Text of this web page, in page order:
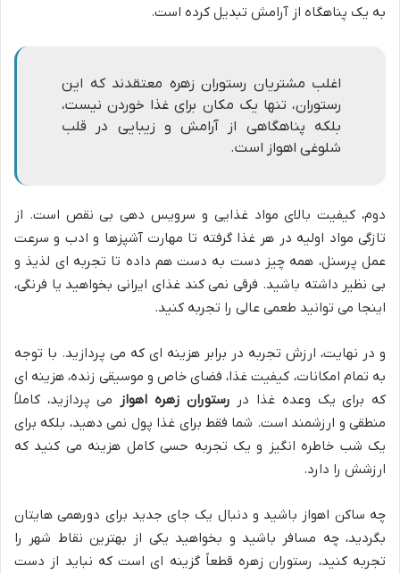
به یک پناهگاه از آرامش تبدیل کرده است.
اغلب مشتریان رستوران زهره معتقدند که این
رستوران، تنها یک مکان برای غذا خوردن نیست،
بلکه پناهگاهی از آرامش و زیبایی در قلب
شلوغی اهواز است.
دوم، کیفیت بالای مواد غذایی و سرویس دهی بی نقص است. از
تازگی مواد اولیه در هر غذا گرفته تا مهارت آشپزها و ادب و سرعت
عمل پرسنل، همه چیز دست به دست هم داده تا تجربه ای لذیذ و
بی نظیر داشته باشید. فرقی نمی کند غذای ایرانی بخواهید یا فرنگی،
اینجا می توانید طعمی عالی را تجربه کنید.
و در نهایت، ارزش تجربه در برابر هزینه ای که می پردازید. با توجه
به تمام امکانات، کیفیت غذا، فضای خاص و موسیقی زنده، هزینه ای
که برای یک وعده غذا در رستوران زهره اهواز می پردازید، کاملاً
منطقی و ارزشمند است. شما فقط برای غذا پول نمی دهید، بلکه برای
یک شب خاطره انگیز و یک تجربه حسی کامل هزینه می کنید که
ارزشش را دارد.
چه ساکن اهواز باشید و دنبال یک جای جدید برای دورهمی هایتان
بگردید، چه مسافر باشید و بخواهید یکی از بهترین نقاط شهر را
تجربه کنید، رستوران زهره قطعاً گزینه ای است که نباید از دست